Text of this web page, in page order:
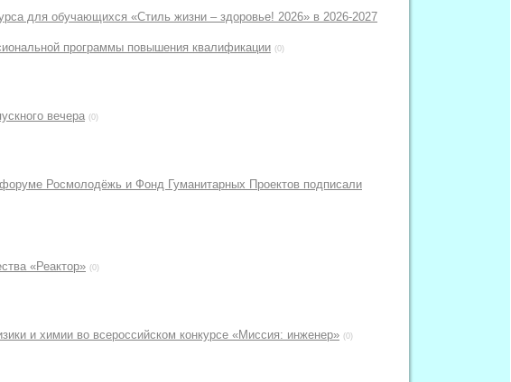
для обучающихся «Стиль жизни – здоровье! 2026» в 2026-2027
программы повышения квалификации (0)
вечера (0)
Росмолодёжь и Фонд Гуманитарных Проектов подписали
«Реактор» (0)
и химии во всероссийском конкурсе «Миссия: инженер» (0)